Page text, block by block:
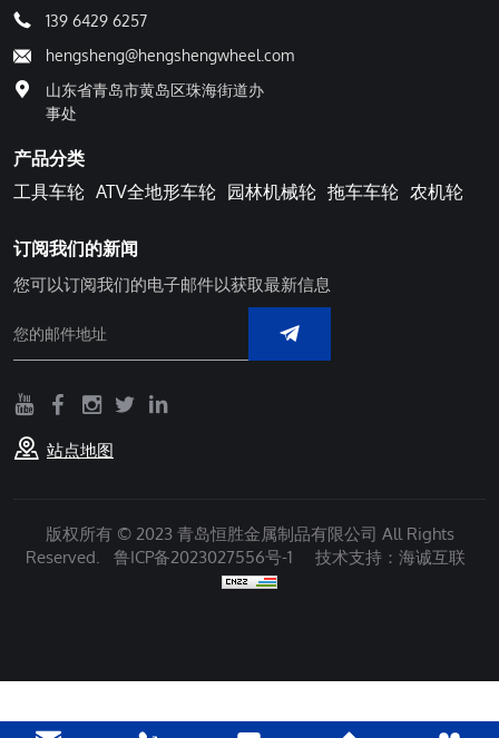
139 6429 6257
hengsheng@hengshengwheel.com
山东省青岛市黄岛区珠海街道办
事处
产品分类
工具车轮 ATV全地形车轮 园林机械轮 拖车车轮 农机轮
订阅我们的新闻
您可以订阅我们的电子邮件以获取最新信息
站点地图
版权所有 © 2023 青岛恒胜金属制品有限公司 All Rights
Reserved.
鲁ICP备2023027556号-1 技术支持：海诚互联